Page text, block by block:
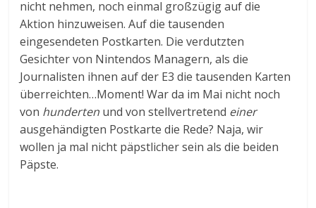
nicht nehmen, noch einmal großzügig auf die
Aktion hinzuweisen. Auf die tausenden
eingesendeten Postkarten. Die verdutzten
Gesichter von Nintendos Managern, als die
Journalisten ihnen auf der E3 die tausenden Karten
überreichten…Moment! War da im Mai nicht noch
von hunderten und von stellvertretend einer
ausgehändigten Postkarte die Rede? Naja, wir
wollen ja mal nicht päpstlicher sein als die beiden
Päpste.